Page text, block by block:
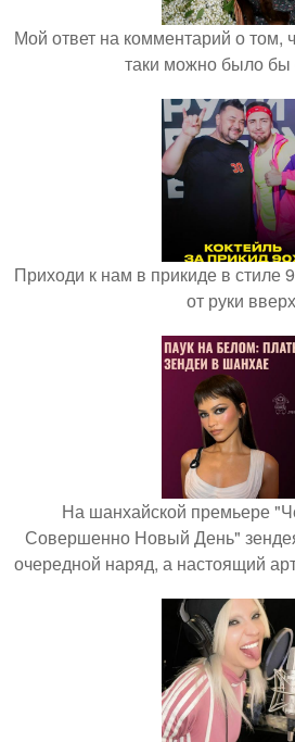
Мой ответ на комментарий о том,
таки можно было бы
Приходи к нам в прикиде в стиле
от руки
На шанхайской премьере
Совершенно Новый День"
очередной наряд, а настоящий